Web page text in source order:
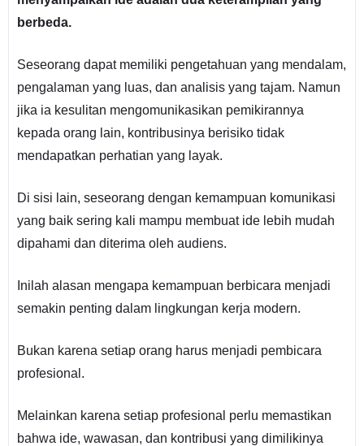
berbeda.
Seseorang dapat memiliki pengetahuan yang mendalam,
pengalaman yang luas, dan analisis yang tajam. Namun
jika ia kesulitan mengomunikasikan pemikirannya
kepada orang lain, kontribusinya berisiko tidak
mendapatkan perhatian yang layak.
Di sisi lain, seseorang dengan kemampuan komunikasi
yang baik sering kali mampu membuat ide lebih mudah
dipahami dan diterima oleh audiens.
Inilah alasan mengapa kemampuan berbicara menjadi
semakin penting dalam lingkungan kerja modern.
Bukan karena setiap orang harus menjadi pembicara
profesional.
Melainkan karena setiap profesional perlu memastikan
bahwa ide, wawasan, dan kontribusi yang dimilikinya